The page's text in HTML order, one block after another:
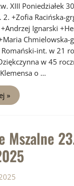
XIII Poniedziałek
2. +Zofia Racińska-
Ignarski
Chmielowska-
Romański-int. w 21
w 45
o …
»
Mszalne